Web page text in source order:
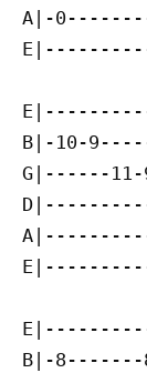
A|-
B|-10-
G|------
B|-